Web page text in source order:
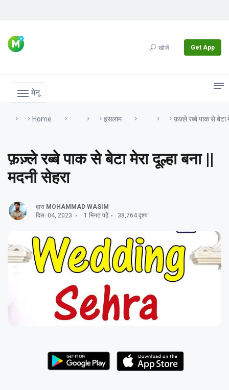
खोजें Get App
मेनू
Home इसलाम फ़ज़्ले रब्बे पाक से बेटा
फ़ज़्ले रब्बे पाक से बेटा मेरा दूल्हा बना ||
मदनी सेहरा
द्वारा MOHAMMAD WASIM
दिस. 04, 2023
1 मिनट पढ़ें 38,764 दृश्य